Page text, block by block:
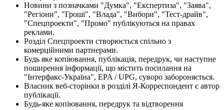
Новини з позначками "Думка", "Експертиза", "Заява",
"Регіони", "Гроші", "Влада", "Вибори", "Тест-драйв",
"Спецпроекти", "Промо" публікуються на правах
реклами.
Розділ Спецпроекти створюється спільно з
комерційними партнерами.
Будь яке копіювання, публікація, передрук, чи наступне
поширення інформації, що містить посилання на
"Інтерфакс-Україна", EPA / UPG, суворо забороняється.
Власник веб-сторінки в розділі Я-Корреспондент є автор
публікації.
Будь-яке копіювання, передрук та відтворення